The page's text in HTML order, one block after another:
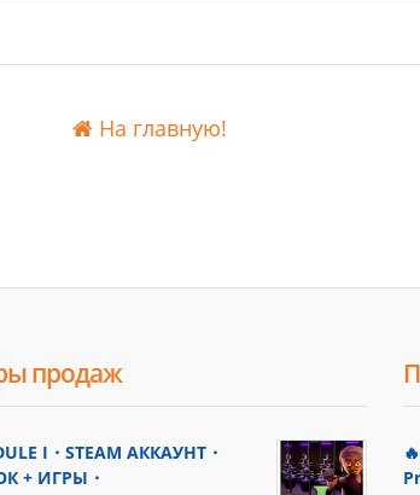
На главную!
продаж
I・STEAM АККАУНТ・
+ ИГРЫ・